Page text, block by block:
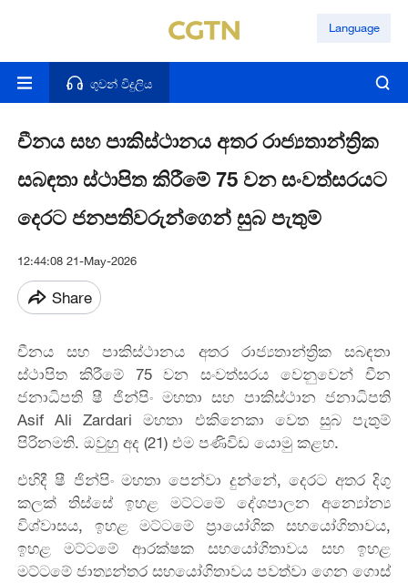
Language
ගුවන් විදුලිය
චීනය සහ පාකිස්ථානය අතර රාජ්‍යතාන්ත්‍රික
සබඳතා ස්ථාපිත කිරීමේ 75 වන සංවත්සරයට
දෙරට ජනපතිවරුන්ගෙන් සුබ පැතුම්
12:44:08 21-May-2026
Share
චීනය සහ පාකිස්ථානය අතර රාජ්‍යතාන්ත්‍රික සබඳතා
ස්ථාපිත කිරීමේ 75 වන සංවත්සරය වෙනුවෙන් චීන
ජනාධිපති ෂී ජින්පිං මහතා සහ පාකිස්ථාන ජනාධිපති
Asif Ali Zardari මහතා එකිනෙකා වෙත සුබ පැතුම්
පිරිනමති. ඔවුහු අද (21) එම පණිවිඩ යොමු ක‍ළහ.
එහිදී ෂී ජින්පිං මහතා පෙන්වා දුන්නේ, දෙරට අතර දිගු
කලක් තිස්සේ ඉහළ මට්ටමේ දේශපාලන අන්‍යෝන්‍ය
විශ්වාසය, ඉහළ මට්ටමේ ප්‍රායෝගික සහයෝගිතාවය,
ඉහළ මට්ටමේ ආරක්ෂක සහයෝගිතාවය සහ ඉහළ
මට්ටමේ ජාත්‍යන්තර සහයෝගිතාවය පවත්වා ගෙන ගොස්